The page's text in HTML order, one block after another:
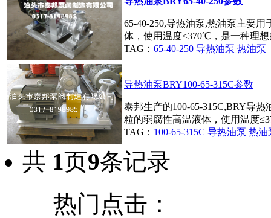
65-40-250,导热油泵,热油泵主要
体，使用温度≤370℃，是一种理
TAG： 65-40-250 导热油泵 热油泵
导热油泵BRY100-65-315C参数
泰邦生产的100-65-315C,BRY导
粒的弱腐性高温液体，使用温度
TAG： 100-65-315C 导热油泵 热油
共 1页9条记录
热门点击：